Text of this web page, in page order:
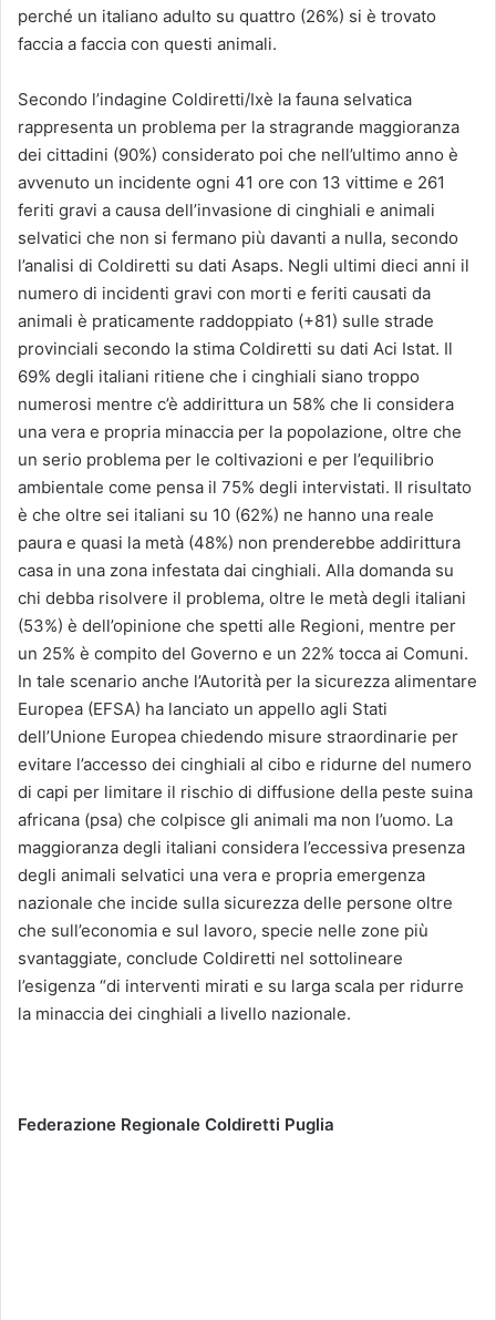
perché un italiano adulto su quattro (26%) si è trovato
faccia a faccia con questi animali.
Secondo l’indagine Coldiretti/Ixè la fauna selvatica
rappresenta un problema per la stragrande maggioranza
dei cittadini (90%) considerato poi che nell’ultimo anno è
avvenuto un incidente ogni 41 ore con 13 vittime e 261
feriti gravi a causa dell’invasione di cinghiali e animali
selvatici che non si fermano più davanti a nulla, secondo
l’analisi di Coldiretti su dati Asaps. Negli ultimi dieci anni il
numero di incidenti gravi con morti e feriti causati da
animali è praticamente raddoppiato (+81) sulle strade
provinciali secondo la stima Coldiretti su dati Aci Istat. Il
69% degli italiani ritiene che i cinghiali siano troppo
numerosi mentre c’è addirittura un 58% che li considera
una vera e propria minaccia per la popolazione, oltre che
un serio problema per le coltivazioni e per l’equilibrio
ambientale come pensa il 75% degli intervistati. Il risultato
è che oltre sei italiani su 10 (62%) ne hanno una reale
paura e quasi la metà (48%) non prenderebbe addirittura
casa in una zona infestata dai cinghiali. Alla domanda su
chi debba risolvere il problema, oltre le metà degli italiani
(53%) è dell’opinione che spetti alle Regioni, mentre per
un 25% è compito del Governo e un 22% tocca ai Comuni.
In tale scenario anche l’Autorità per la sicurezza alimentare
Europea (EFSA) ha lanciato un appello agli Stati
dell’Unione Europea chiedendo misure straordinarie per
evitare l’accesso dei cinghiali al cibo e ridurne del numero
di capi per limitare il rischio di diffusione della peste suina
africana (psa) che colpisce gli animali ma non l’uomo. La
maggioranza degli italiani considera l’eccessiva presenza
degli animali selvatici una vera e propria emergenza
nazionale che incide sulla sicurezza delle persone oltre
che sull’economia e sul lavoro, specie nelle zone più
svantaggiate, conclude Coldiretti nel sottolineare
l’esigenza “di interventi mirati e su larga scala per ridurre
la minaccia dei cinghiali a livello nazionale.
Federazione Regionale Coldiretti Puglia